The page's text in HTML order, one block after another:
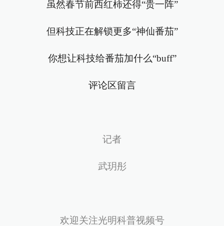
虽然春节前西红柿还得“贵一阵”
但科技正在解锁更多“神仙番茄”
你想让科技给番茄加什么“buff”
评论区留言
记者
武玥彤
欢迎关注光明科普视频号